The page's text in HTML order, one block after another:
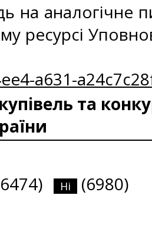
аналогічне
ресурсі
a631-
та
Ні (6980)